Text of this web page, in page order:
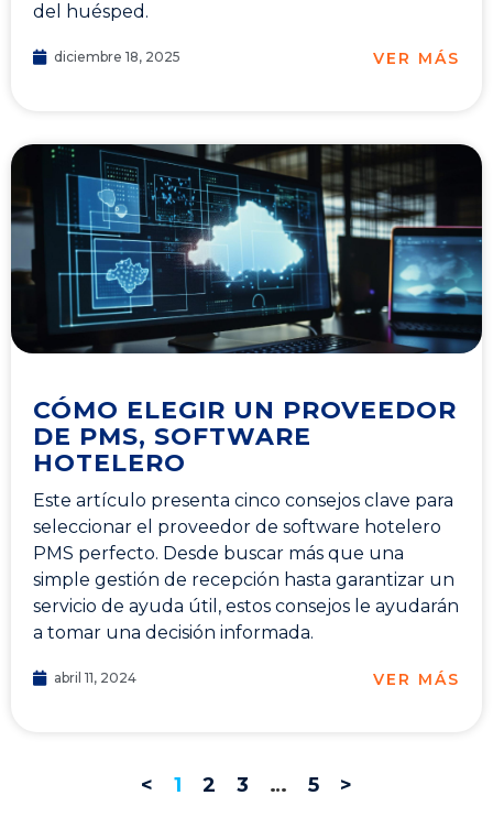
del huésped.
diciembre 18, 2025 VER MÁS
CÓMO ELEGIR UN PROVEEDOR
DE PMS, SOFTWARE
HOTELERO
Este artículo presenta cinco consejos clave para
seleccionar el proveedor de software hotelero
PMS perfecto. Desde buscar más que una
simple gestión de recepción hasta garantizar un
servicio de ayuda útil, estos consejos le ayudarán
a tomar una decisión informada.
abril 11, 2024 VER MÁS
< 1 2 3 … 5 >